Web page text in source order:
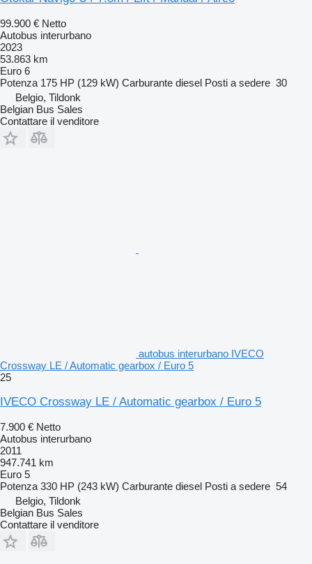
99.900 € Netto
Autobus interurbano
2023
53.863 km
Euro 6
Potenza 175 HP (129 kW) Carburante diesel Posti a sedere 30
Belgio, Tildonk
Belgian Bus Sales
Contattare il venditore
autobus interurbano IVECO
Crossway LE / Automatic gearbox / Euro 5
25
IVECO Crossway LE / Automatic gearbox / Euro 5
7.900 € Netto
Autobus interurbano
2011
947.741 km
Euro 5
Potenza 330 HP (243 kW) Carburante diesel Posti a sedere 54
Belgio, Tildonk
Belgian Bus Sales
Contattare il venditore